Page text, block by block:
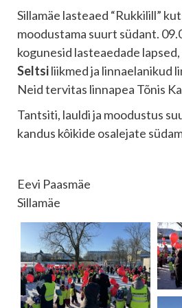
Sillamäe lasteaed “Rukkilill”
moodustama suurt südant.
kogunesid lasteaedade lapsed,
Seltsiliikmed ja linnaelanikud
Neid tervitas linnapea Tõnis
Tantsiti, lauldi ja moodustus
kandus kôikide osalejate
Eevi Paasmäe
Sillamäe